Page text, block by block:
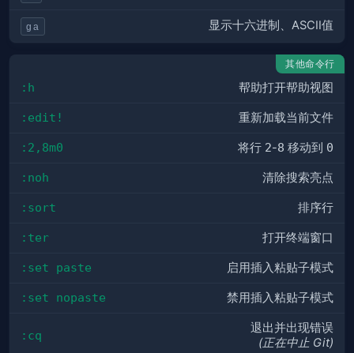
ga 显示十六进制、ASCII值
其他命令行
:h 帮助打开帮助视图
:edit! 重新加载当前文件
:2,8m0 将行 2-8 移动到 0
:noh 清除搜索亮点
:sort 排序行
:ter 打开终端窗口
:set paste 启用插入粘贴子模式
:set nopaste 禁用插入粘贴子模式
:cq
退出并出现错误
(正在中止 Git)